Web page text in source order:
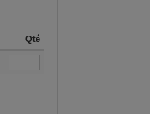
Qté